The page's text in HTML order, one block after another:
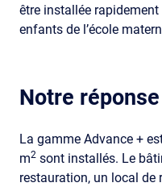
être installée rapidement
enfants de l’école
Notre réponse
La gamme Advance +
m2 sont installés. Le
restauration, un local de